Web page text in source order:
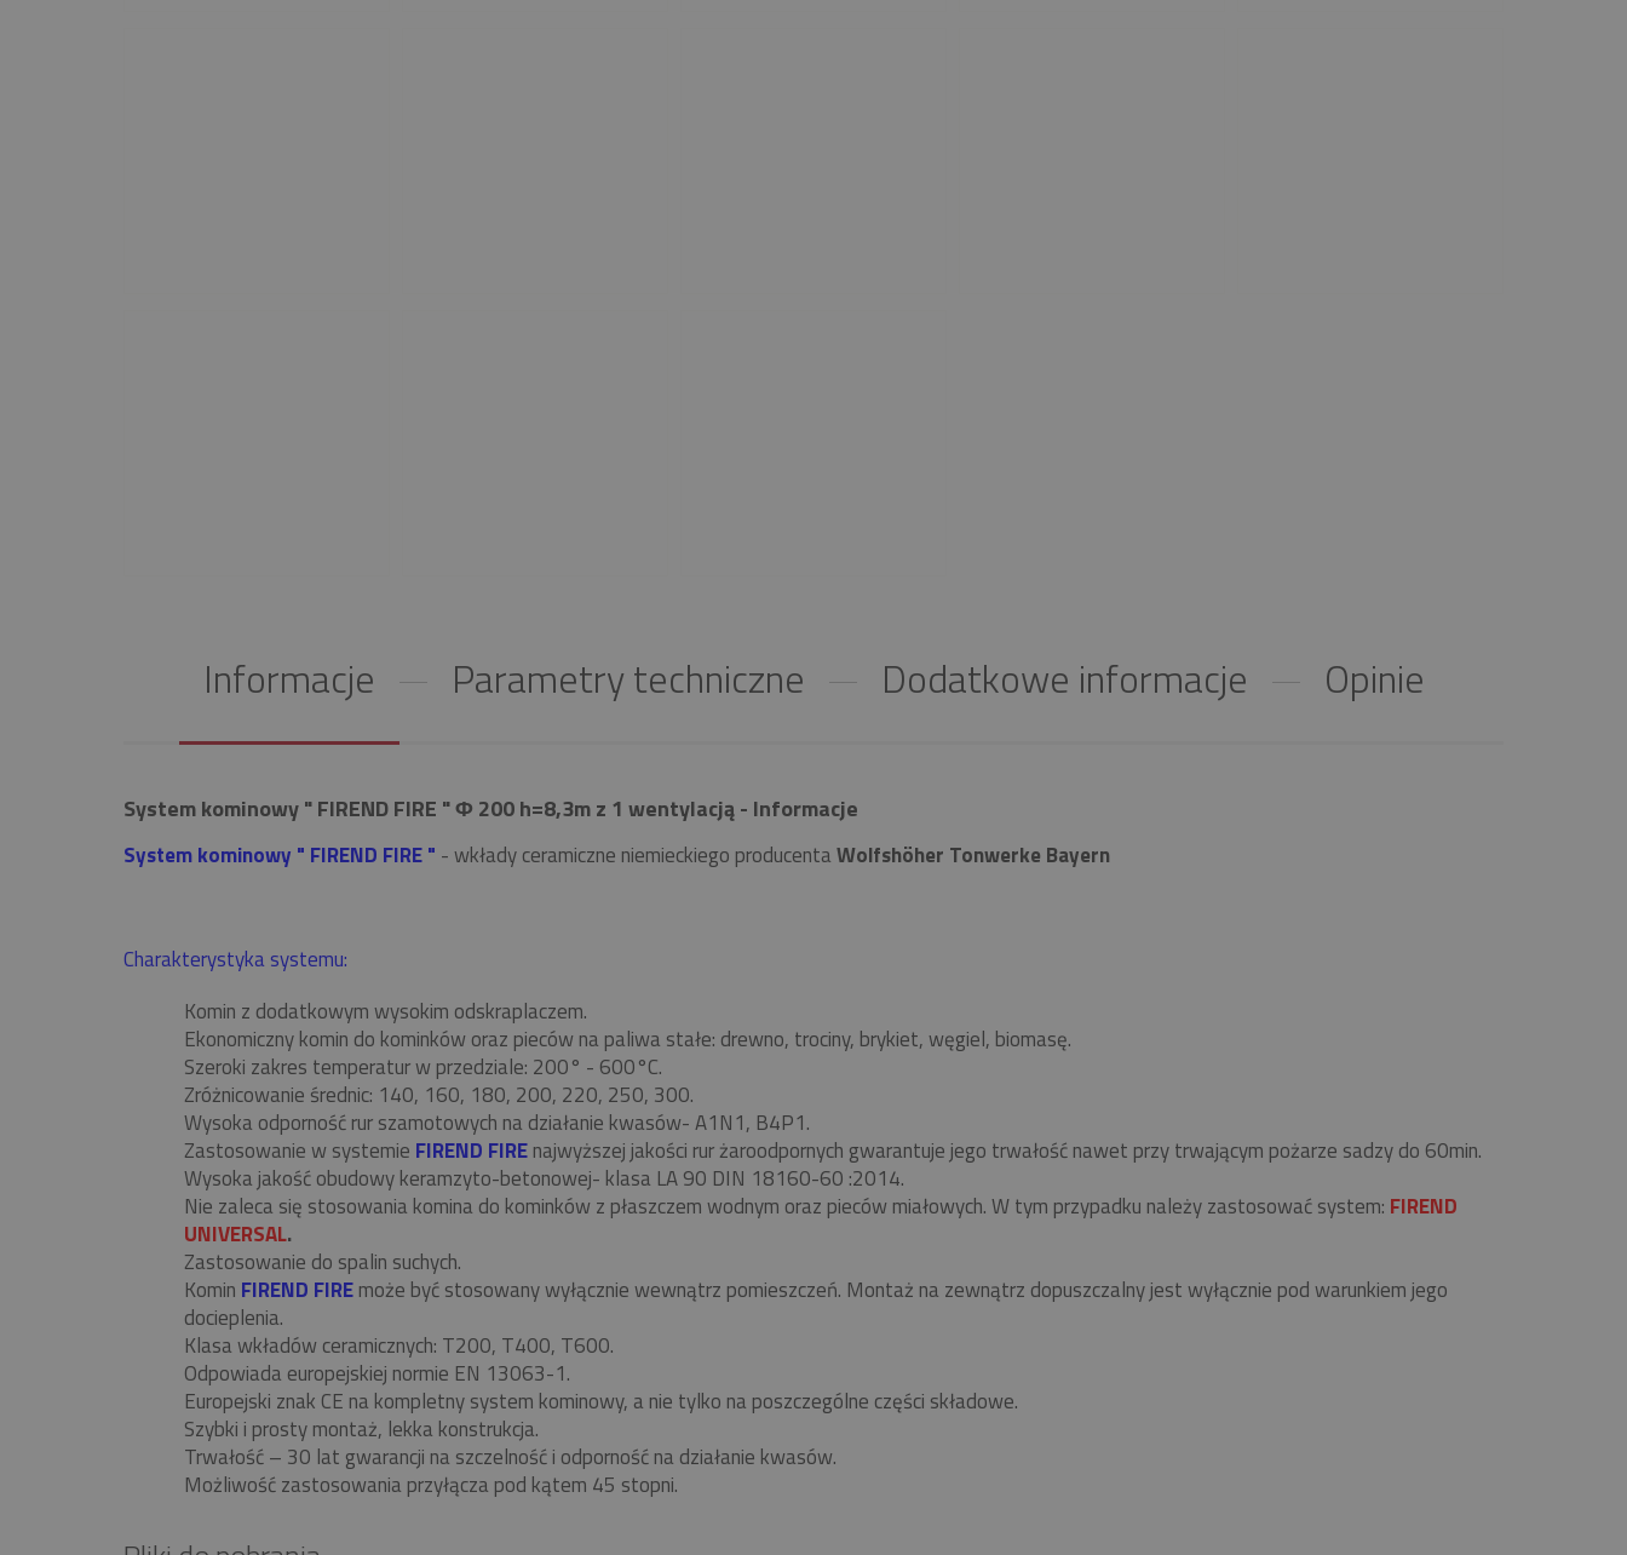
Informacje Parametry techniczne Dodatkowe informacje Opinie
System kominowy " FIREND FIRE " Φ 200 h=8,3m z 1 wentylacją - Informacje
System kominowy " FIREND FIRE " - wkłady ceramiczne niemieckiego producentaWolfshöher Tonwerke Bayern
Charakterystyka systemu:
Komin z dodatkowym wysokim odskraplaczem.
Ekonomiczny komin do kominków oraz pieców na paliwa stałe: drewno, trociny, brykiet, węgiel, biomasę.
Szeroki zakres temperatur w przedziale: 200° - 600°C.
Zróżnicowanie średnic: 140, 160, 180, 200, 220, 250, 300.
Wysoka odporność rur szamotowych na działanie kwasów- A1N1, B4P1.
Zastosowanie w systemie FIREND FIREnajwyższej jakości rur żaroodpornych gwarantuje jego trwałość nawet przy trwającym pożarze sadzy do 60min.
Wysoka jakość obudowy keramzyto-betonowej- klasa LA 90 DIN 18160-60 :2014.
Nie zaleca się stosowania komina do kominków z płaszczem wodnym oraz pieców miałowych. W tym przypadku należy zastosować system: FIREND
UNIVERSAL.
Zastosowanie do spalin suchych.
Komin FIREND FIREmoże być stosowany wyłącznie wewnątrz pomieszczeń. Montaż na zewnątrz dopuszczalny jest wyłącznie pod warunkiem jego
docieplenia.
Klasa wkładów ceramicznych: T200, T400, T600.
Odpowiada europejskiej normie EN 13063-1.
Europejski znak CE na kompletny system kominowy, a nie tylko na poszczególne części składowe.
Szybki i prosty montaż, lekka konstrukcja.
Trwałość – 30 lat gwarancji na szczelność i odporność na działanie kwasów.
Możliwość zastosowania przyłącza pod kątem 45 stopni.